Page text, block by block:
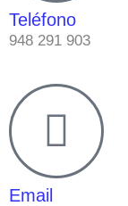
Teléfono
948 291 903
Email